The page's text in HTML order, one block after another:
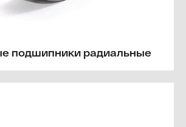
подшипники радиальные